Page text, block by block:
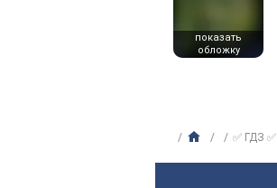
показать
обложку
✅ ГДЗ ✅